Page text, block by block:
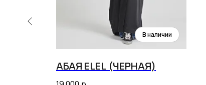
АБАЯ ELEL (ЧЕРНАЯ)